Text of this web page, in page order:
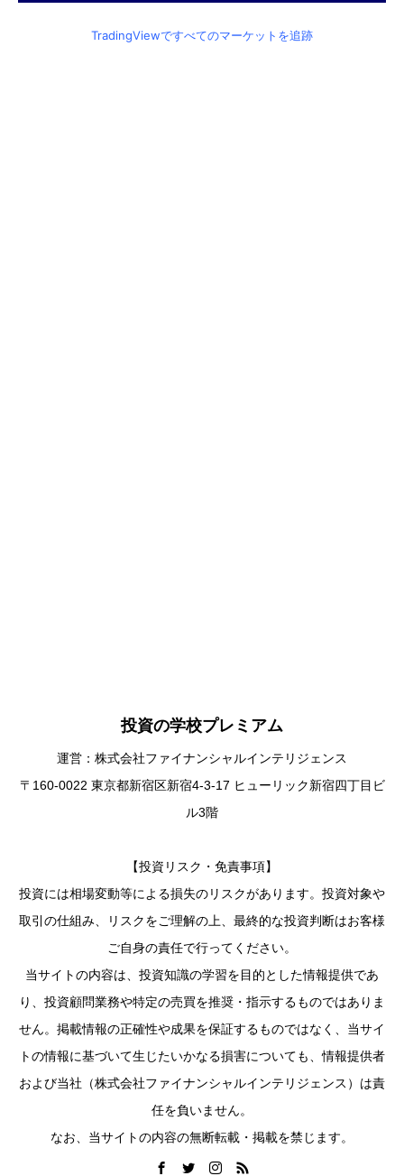
TradingViewですべてのマーケットを追跡
投資の学校プレミアム
運営：株式会社ファイナンシャルインテリジェンス
〒160-0022 東京都新宿区新宿4-3-17 ヒューリック新宿四丁目ビ
ル3階
【投資リスク・免責事項】
投資には相場変動等による損失のリスクがあります。投資対象や
取引の仕組み、リスクをご理解の上、最終的な投資判断はお客様
ご自身の責任で行ってください。
当サイトの内容は、投資知識の学習を目的とした情報提供であ
り、投資顧問業務や特定の売買を推奨・指示するものではありま
せん。掲載情報の正確性や成果を保証するものではなく、当サイ
トの情報に基づいて生じたいかなる損害についても、情報提供者
および当社（株式会社ファイナンシャルインテリジェンス）は責
任を負いません。
なお、当サイトの内容の無断転載・掲載を禁じます。